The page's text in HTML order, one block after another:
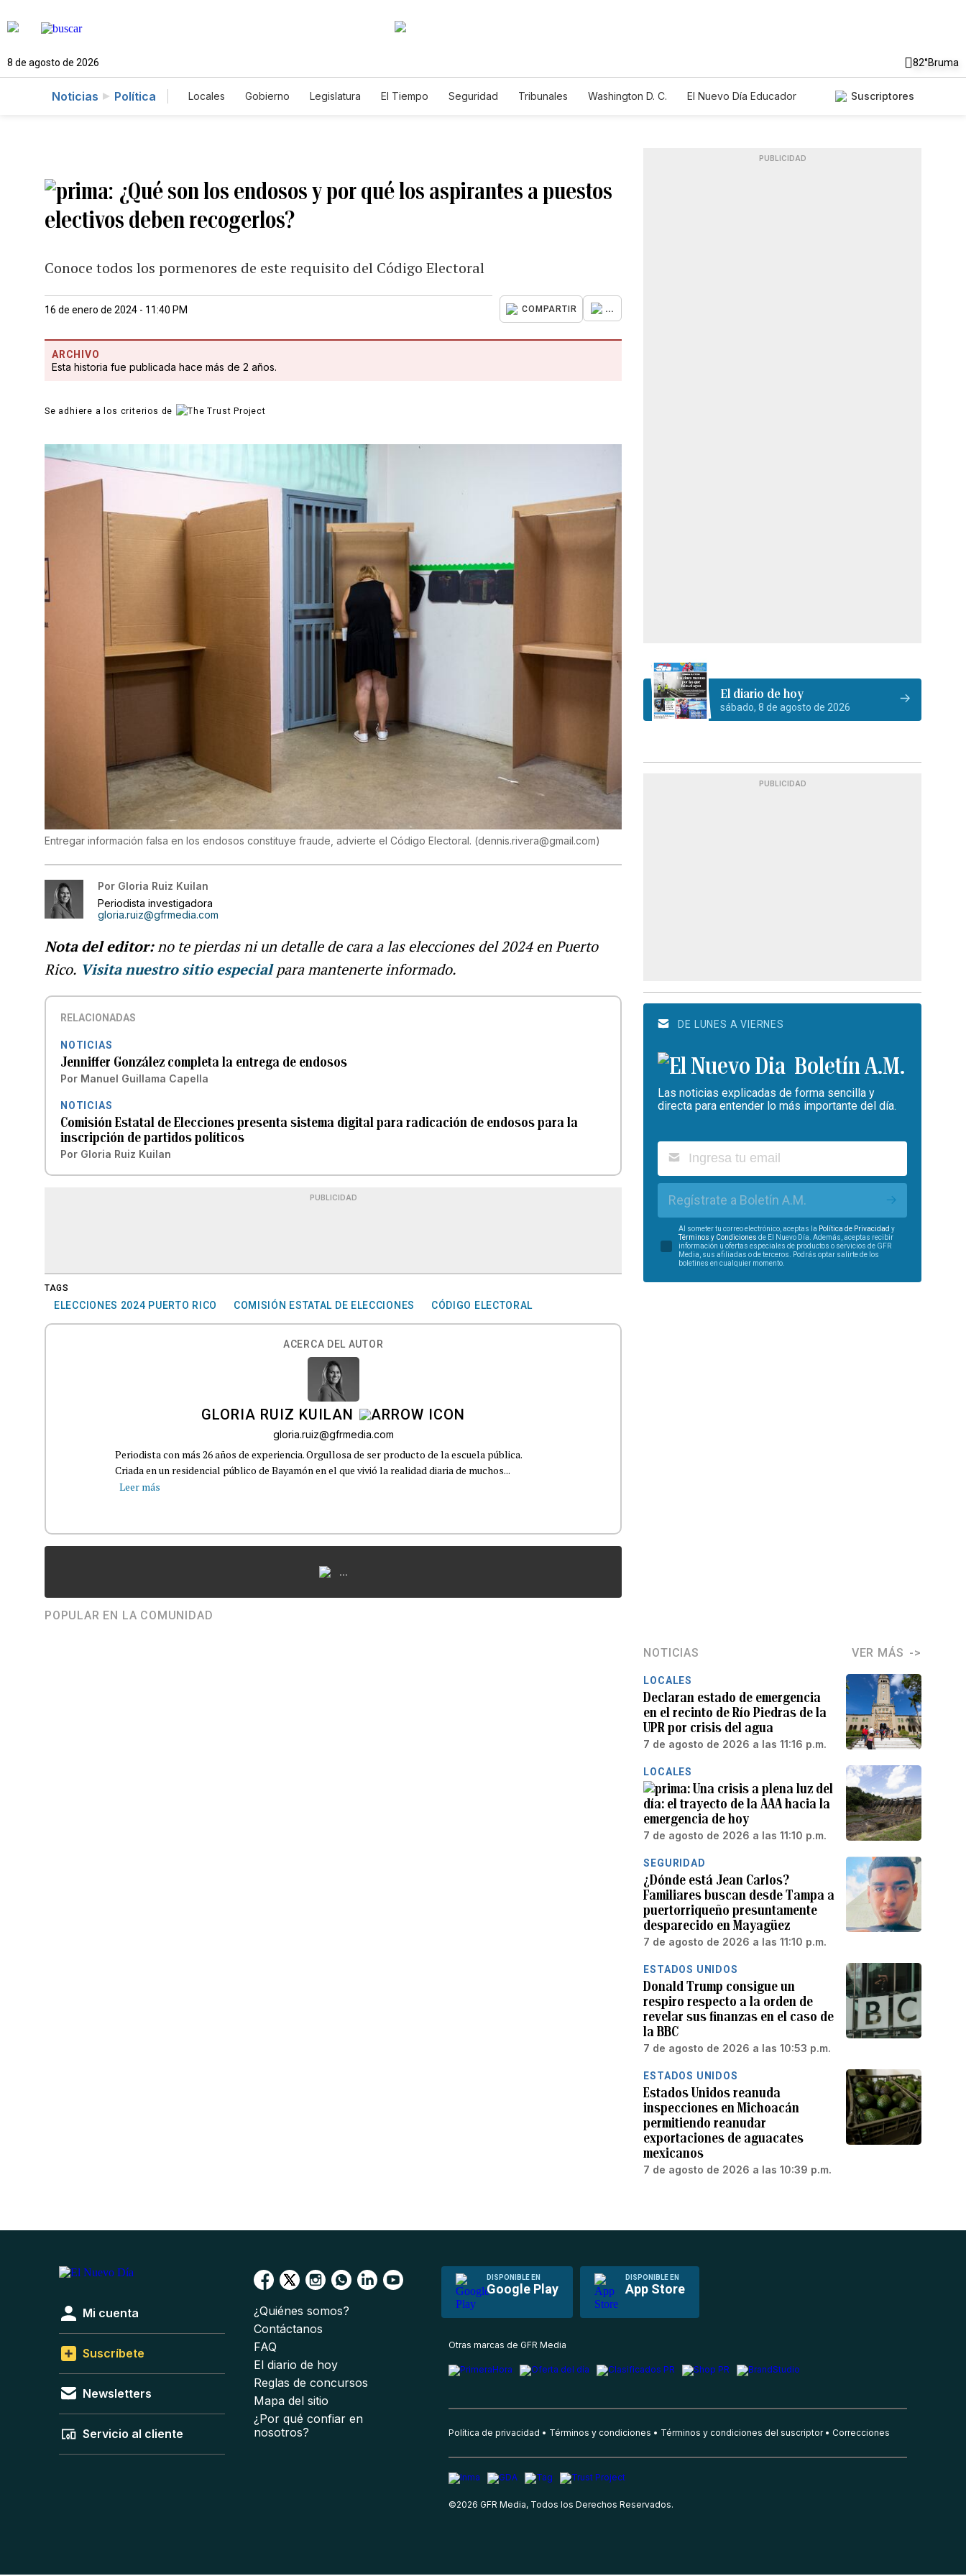
8 de agosto de 2026 82°Bruma
Noticias Política Locales Gobierno Legislatura El Tiempo Seguridad Tribunales Washington D. C.
El Nuevo Día Educador
Suscriptores
¿Qué son los endosos y por qué los aspirantes a puestos
electivos deben recogerlos?
Conoce todos los pormenores de este requisito del Código Electoral
16 de enero de 2024 - 11:40 PM COMPARTIR ...
ARCHIVO
Esta historia fue publicada hace más de 2 años.
Se adhiere a los criterios de
Entregar información falsa en los endosos constituye fraude, advierte el Código Electoral. (dennis.rivera@gmail.com)
Por Gloria Ruiz Kuilan
Periodista investigadora
gloria.ruiz@gfrmedia.com
Nota del editor:no te pierdas ni un detalle de cara a las elecciones del 2024 en Puerto
Rico. Visita nuestro sitio especial para mantenerte informado.
RELACIONADAS
NOTICIAS
Jenniffer González completa la entrega de endosos
Por Manuel Guillama Capella
NOTICIAS
Comisión Estatal de Elecciones presenta sistema digital para radicación de endosos para la
inscripción de partidos políticos
Por Gloria Ruiz Kuilan
PUBLICIDAD
TAGS
ELECCIONES 2024 PUERTO RICO COMISIÓN ESTATAL DE ELECCIONES CÓDIGO ELECTORAL
ACERCA DEL AUTOR
GLORIA RUIZ KUILAN
gloria.ruiz@gfrmedia.com
Periodista con más 26 años de experiencia. Orgullosa de ser producto de la escuela pública.
Criada en un residencial público de Bayamón en el que vivió la realidad diaria de muchos...
Leer más
...
POPULAR EN LA COMUNIDAD
PUBLICIDAD
El diario de hoy
sábado, 8 de agosto de 2026
PUBLICIDAD
DE LUNES A VIERNES
Boletín A.M.
Las noticias explicadas de forma sencilla y
directa para entender lo más importante del día.
Regístrate a Boletín A.M.
Al someter tu correo electrónico, aceptas la Política de Privacidad y
Términos y Condiciones de El Nuevo Día. Además, aceptas recibir
información u ofertas especiales de productos o servicios de GFR
Media, sus afiliadas o de terceros. Podrás optar salirte de los
boletines en cualquier momento.
NOTICIAS VER MÁS
LOCALES
Declaran estado de emergencia
en el recinto de Río Piedras de la
UPR por crisis del agua
7 de agosto de 2026 a las 11:16 p.m.
LOCALES
Una crisis a plena luz del
día: el trayecto de la AAA hacia la
emergencia de hoy
7 de agosto de 2026 a las 11:10 p.m.
SEGURIDAD
¿Dónde está Jean Carlos?
Familiares buscan desde Tampa a
puertorriqueño presuntamente
desparecido en Mayagüez
7 de agosto de 2026 a las 11:10 p.m.
ESTADOS UNIDOS
Donald Trump consigue un
respiro respecto a la orden de
revelar sus finanzas en el caso de
la BBC
7 de agosto de 2026 a las 10:53 p.m.
ESTADOS UNIDOS
Estados Unidos reanuda
inspecciones en Michoacán
permitiendo reanudar
exportaciones de aguacates
mexicanos
7 de agosto de 2026 a las 10:39 p.m.
DISPONIBLE EN
Google Play
DISPONIBLE EN
App Store
Mi cuenta
Suscríbete
Newsletters
Servicio al cliente
¿Quiénes somos?
Contáctanos
FAQ
El diario de hoy
Reglas de concursos
Mapa del sitio
¿Por qué confiar en
nosotros?
Otras marcas de GFR Media
Política de privacidad Términos y condiciones Términos y condiciones del suscriptor Correcciones
©2026 GFR Media, Todos los Derechos Reservados.